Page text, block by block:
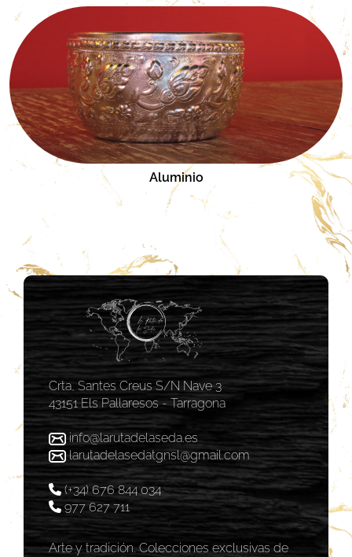
Aluminio
Crta, Santes Creus S/N Nave 3
43151 Els Pallaresos - Tarragona
info@larutadelaseda.es
larutadelasedatgnsl@gmail.com
(+34) 676 844 034
977 627 711
Arte y tradición. Colecciones exclusivas de